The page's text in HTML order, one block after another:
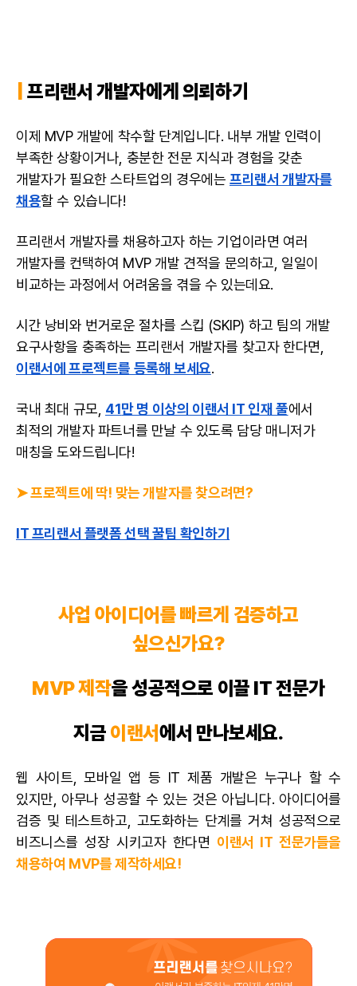
프리랜서 개발자에게 의뢰하기
이제 MVP 개발에 착수할 단계입니다. 내부 개발 인력이
부족한 상황이거나, 충분한 전문 지식과 경험을 갖춘
개발자가 필요한 스타트업의 경우에는프리랜서 개발자를
채용할 수 있습니다!
프리랜서 개발자를 채용하고자 하는 기업이라면 여러
개발자를 컨택하여 MVP 개발 견적을 문의하고, 일일이
비교하는 과정에서 어려움을 겪을 수 있는데요.
시간 낭비와 번거로운 절차를 스킵 (SKIP) 하고 팀의 개발
요구사항을 충족하는 프리랜서 개발자를 찾고자 한다면,
이랜서에 프로젝트를 등록해 보세요.
국내 최대 규모, 41만 명 이상의 이랜서 IT 인재 풀에서
최적의 개발자 파트너를 만날 수 있도록 담당 매니저가
매칭을 도와드립니다!
➤ 프로젝트에 딱! 맞는 개발자를 찾으려면?
IT 프리랜서 플랫폼 선택 꿀팁 확인하기
사업 아이디어를 빠르게 검증하고
싶으신가요?
MVP 제작을 성공적으로 이끌 IT 전문가
지금 이랜서에서 만나보세요.
웹 사이트, 모바일 앱 등 IT 제품 개발은 누구나 할 수
있지만, 아무나 성공할 수 있는 것은 아닙니다. 아이디어를
검증 및 테스트하고, 고도화하는 단계를 거쳐 성공적으로
비즈니스를 성장 시키고자 한다면 이랜서 IT 전문가들을
채용하여 MVP를 제작하세요!